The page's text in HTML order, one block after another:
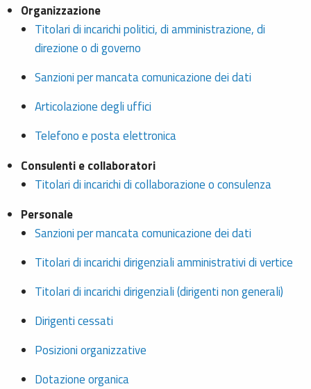
Organizzazione
Titolari di incarichi politici, di amministrazione, di
direzione o di governo
Sanzioni per mancata comunicazione dei dati
Articolazione degli uffici
Telefono e posta elettronica
Consulenti e collaboratori
Titolari di incarichi di collaborazione o consulenza
Personale
Sanzioni per mancata comunicazione dei dati
Titolari di incarichi dirigenziali amministrativi di vertice
Titolari di incarichi dirigenziali (dirigenti non generali)
Dirigenti cessati
Posizioni organizzative
Dotazione organica